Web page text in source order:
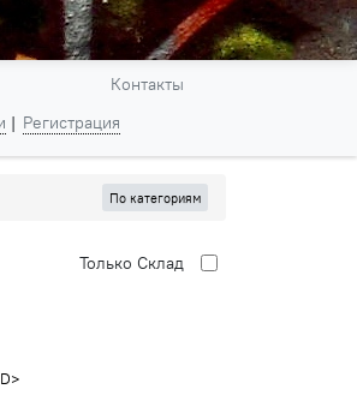
Контакты
Регистрация
По категориям
Только Cклад